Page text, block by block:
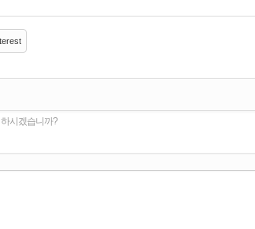
시겠습니까?